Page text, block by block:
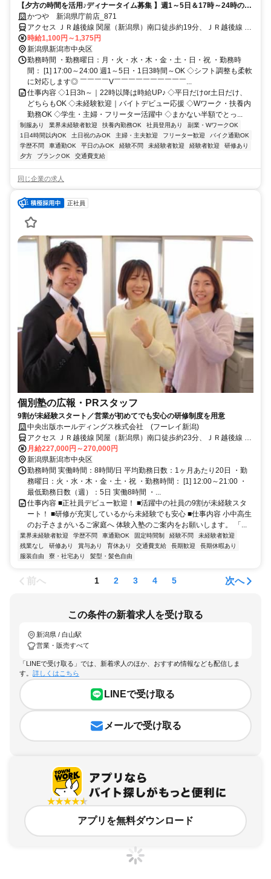
【夕方の時間を活用♪ディナータイム募集 】週1～5日＆17時～24時のう
ち1日3時間～OK◇未経験歓迎◇初バイト・久しぶりのお仕事復帰を応
援◇履歴書不要◇学業との両立やWワークなどあなたらしく働ける◇ま
かないあり！ボリュームたっぷりのメニューが半額で食べられる♪
かつや 新潟県庁前店_871
アクセス ＪＲ越後線 関屋（新潟県）南口徒歩約19分、ＪＲ越後線 白
山（新潟県）南口徒歩約23分、ＪＲ越後線 青山（新潟県）徒歩約39
分 バス停「出来島」～徒歩3分
時給1,100円～1,375円
新潟県新潟市中央区
勤務時間 ・勤務曜日：月・火・水・木・金・土・日・祝 ・勤務時
間： [1] 17:00～24:00 週1～5日・1日3時間～OK ◇シフト調整も柔軟
に対応します◎ ￣￣￣￣V￣￣￣￣￣￣￣￣￣￣...
仕事内容 ◇1日3h～｜22時以降は時給UP♪ ◇平日だけor土日だけ、
どちらもOK ◇未経験歓迎｜バイトデビュー応援 ◇Wワーク・扶養内
勤務OK ◇学生・主婦・フリーター活躍中 ◇まかない半額でとっ...
制服あり 業界未経験者歓迎 扶養内勤務OK 社員登用あり
副業・WワークOK
1日4時間以内OK
土日祝のみOK 主婦・主夫歓迎 フリーター歓迎
バイク通勤OK
学歴不問
車通勤OK 平日のみOK 経験不問 未経験者歓迎 経験者歓迎
研修あり
夕方
ブランクOK 交通費支給
同じ企業の求人
正社員
個別塾の広報・PRスタッフ
9割が未経験スタート／営業が初めてでも安心の研修制度を用意
中央出版ホールディングス株式会社 (フーレイ新潟)
アクセス ＪＲ越後線 関屋（新潟県）南口徒歩約23分、ＪＲ越後線 上
所吉田方面出口徒歩約24分、ＪＲ越後線 白山（新潟県）南口徒歩約
27分 関屋駅から車で9分
月給227,000円～270,000円
新潟県新潟市中央区
勤務時間 実働時間：8時間/日 平均勤務日数：1ヶ月あたり20日 ・勤
務曜日：火・水・木・金・土・祝 ・勤務時間： [1] 12:00～21:00 ・
最低勤務日数（週）：5日 実働8時間 ・...
仕事内容 ■正社員デビュー歓迎！ ■活躍中の社員の9割が未経験スタ
ート！ ■研修が充実しているから未経験でも安心 ■仕事内容 小中高生
のお子さまがいるご家庭へ 体験入塾のご案内をお願いします。 「...
業界未経験者歓迎 学歴不問 車通勤OK 固定時間制 経験不問
未経験者歓迎
残業なし
研修あり 賞与あり 育休あり 交通費支給 長期歓迎
長期休暇あり
服装自由
寮・社宅あり 髪型・髪色自由
前へ 1 2 3 4 5 次へ
この条件の新着求人を受け取る
新潟県 / 白山駅
営業・販売すべて
「LINEで受け取る」では、新着求人のほか、おすすめ情報なども配信しま
す。 詳しくはこちら
LINEで受け取る
メールで受け取る
アプリを無料ダウンロード